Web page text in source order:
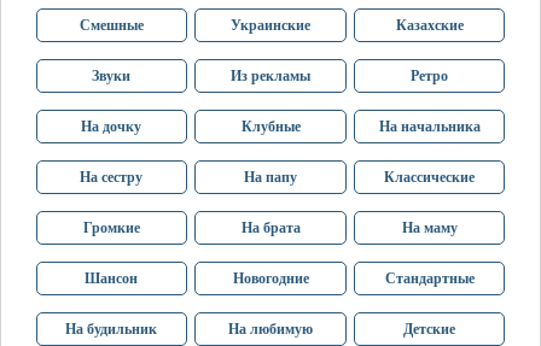
Смешные Украинские Казахские
Звуки Из рекламы Ретро
На дочку Клубные На начальника
На сестру На папу Классические
Громкие На брата На маму
Шансон Новогодние Стандартные
На будильник На любимую Детские